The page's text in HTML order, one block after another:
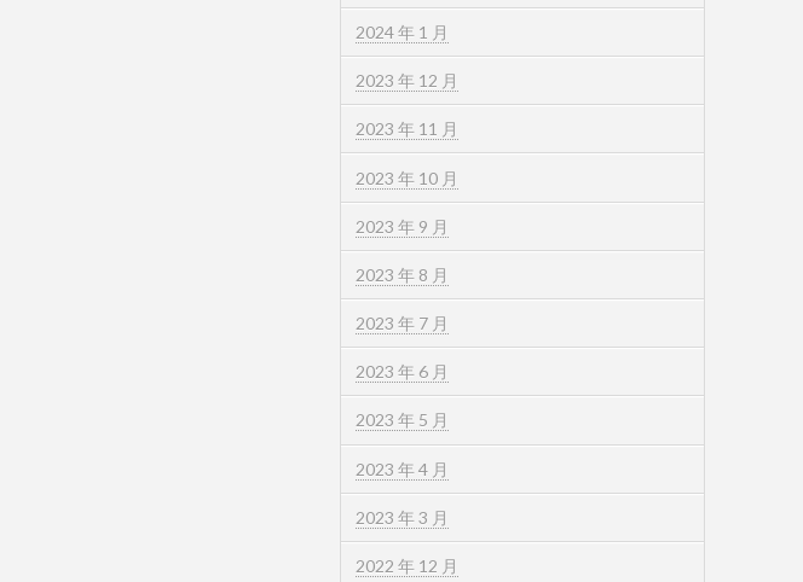
2024 年 1 月
2023 年 12 月
2023 年 11 月
2023 年 10 月
2023 年 9 月
2023 年 8 月
2023 年 7 月
2023 年 6 月
2023 年 5 月
2023 年 4 月
2023 年 3 月
2022 年 12 月